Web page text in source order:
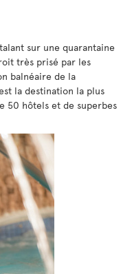
sur une quarantaine
très prisé par les
balnéaire de la
la destination la plus
50 hôtels et de superbes